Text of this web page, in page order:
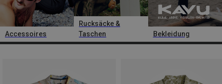
Accessoires
Rucksäcke &
Taschen
Bekleidung